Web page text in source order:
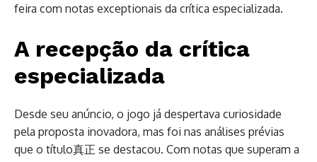
feira com notas exceptionais da crítica especializada.
A recepção da crítica
especializada
Desde seu anúncio, o jogo já despertava curiosidade
pela proposta inovadora, mas foi nas análises prévias
que o título真正 se destacou. Com notas que superam a